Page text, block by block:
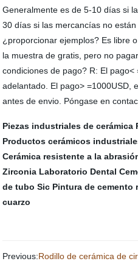
Generalmente es de 5-10 días si
30 días si las mercancías no
¿proporcionar ejemplos? Es libre
la muestra de gratis, pero no
condiciones de pago? R: El pago<
adelantado. El pago> =1000USD,
antes de envio. Póngase en
Piezas industriales de cerámica
Productos cerámicos
Cerámica resistente a la
Zirconia Laboratorio Dental
de tubo Sic Pintura de cemento
cuarzo
Previous:Rodillo de cerámica de